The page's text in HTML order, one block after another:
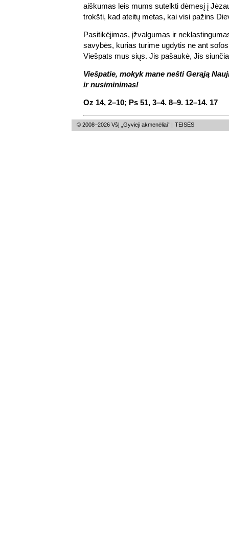
aiškumas leis mums sutelkti dėmesį į
trokšti, kad ateitų metas, kai visi pažins
Pasitikėjimas, įžvalgumas ir
savybės, kurias turime ugdytis ne ant
Viešpats mus siųs. Jis pašaukė, Jis
Viešpatie, mokyk mane nešti Gerąją
ir nusiminimas!
Oz 14, 2–10; Ps 51, 3–4. 8–9. 12–14. 17
© 2008–2026 VšĮ „Gyvieji akmenėliai“ | TEISĖS